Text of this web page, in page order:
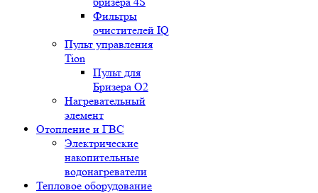
Фильтры
очистителей IQ
Пульт управления
Tion
Пульт для
Бризера O2
Нагревательный
элемент
Отопление и ГВС
Электрические
накопительные
водонагреватели
Тепловое оборудование